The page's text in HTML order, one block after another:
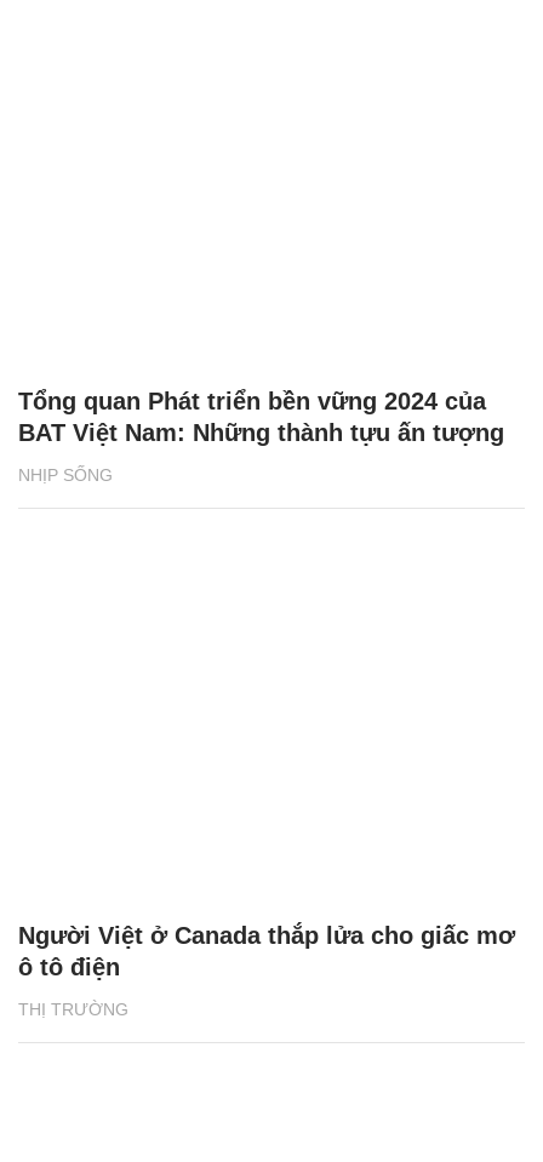
NHỊP SỐNG
Tổng quan Phát triển bền vững 2024 của
BAT Việt Nam: Những thành tựu ấn tượng
THỊ TRƯỜNG
Người Việt ở Canada thắp lửa cho giấc mơ
ô tô điện